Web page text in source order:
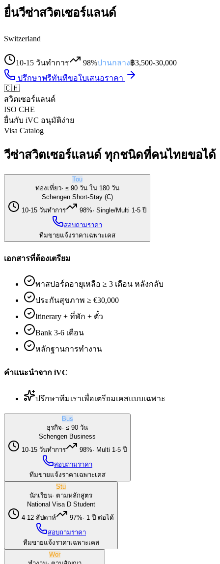
ยื่นวีซ่าสวิตเซอร์แลนด์
Switzerland
10-15 วันทำการ 98%ปานกลาง฿3,500-30,000
ปรึกษาฟรีทันทีขอใบเสนอราคา
🇨🇭
สวิตเซอร์แลนด์
ISO CHE
ยื่นกับ iVC อนุมัติง่าย
Visa Catalog
วีซ่าสวิตเซอร์แลนด์ ทุกชนิดที่คนไทยขอได้
Tou
ท่องเที่ยว· ≤ 90 วัน ใน 180 วัน
Schengen Short-Stay (C)
10-15 วันทำการ
98%· Single/Multi 1-5 ปี
สอบถามราคา
ทีมขายแจ้งราคาเฉพาะเคส
เอกสารที่ต้องเตรียม
พาสปอร์ตอายุเหลือ ≥ 3 เดือน หลังกลับ
ประกันสุขภาพ ≥ €30,000
Itinerary + ที่พัก + ตั๋ว
Bank 3-6 เดือน
หลักฐานการทำงาน
คำแนะนำจาก iVC
ปรึกษาทีมเราเพื่อเตรียมเคสแบบเฉพาะ
Bus
ธุรกิจ· ≤ 90 วัน
Schengen Business
10-15 วันทำการ
98%· Multi 1-5 ปี
สอบถามราคา
ทีมขายแจ้งราคาเฉพาะเคส
Stu
นักเรียน· ตามหลักสูตร
National Visa D Student
4-12 สัปดาห์
97%· 1 ปี ต่อได้
สอบถามราคา
ทีมขายแจ้งราคาเฉพาะเคส
Wor